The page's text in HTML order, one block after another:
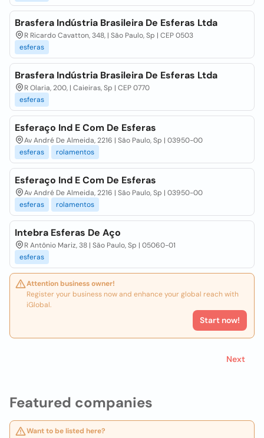
Featured companies
Want to be listed here?
Brasfera Indústria Brasileira De Esferas Ltda
R Ricardo Cavatton, 348, | São Paulo, Sp | CEP 0503
esferas
Brasfera Indústria Brasileira De Esferas Ltda
R Olaria, 200, | Caieiras, Sp | CEP 0770
esferas
Esferaço Ind E Com De Esferas
Av André De Almeida, 2216 | São Paulo, Sp | 03950-00
esferas
rolamentos
Esferaço Ind E Com De Esferas
Av André De Almeida, 2216 | São Paulo, Sp | 03950-00
esferas
rolamentos
Intebra Esferas De Aço
R Antônio Mariz, 38 | São Paulo, Sp | 05060-01
esferas
Attention business owner!
Register your business now and enhance your global reach with
iGlobal.
Start now!
Next